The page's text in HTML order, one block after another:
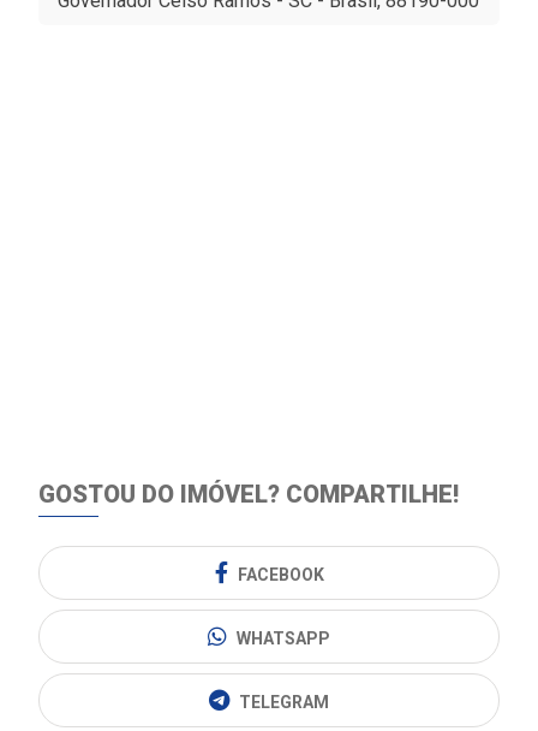
GOSTOU DO IMÓVEL? COMPARTILHE!
FACEBOOK
WHATSAPP
TELEGRAM